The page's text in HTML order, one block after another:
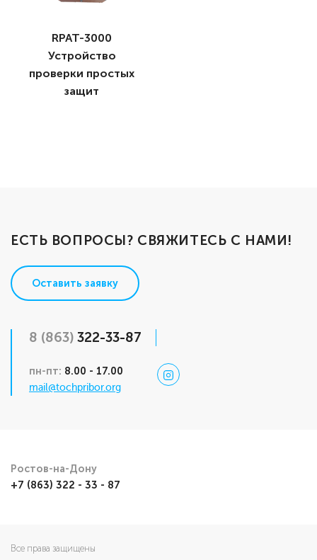
RPAT-3000
Устройство
проверки простых
защит
ЕСТЬ ВОПРОСЫ? СВЯЖИТЕСЬ С НАМИ!
Оставить заявку
8 (863) 322-33-87
пн-пт: 8.00 - 17.00
mail@tochpribor.org
Ростов-на-Дону
+7 (863) 322 - 33 - 87
Все права защищены